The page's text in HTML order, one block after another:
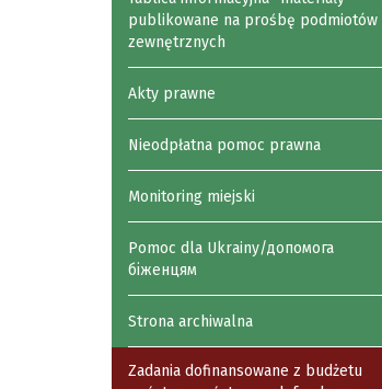
publikowane na prośbę podmiotów
zewnętrznych
Akty prawne
Nieodpłatna pomoc prawna
Monitoring miejski
Pomoc dla Ukrainy/допомога
біженцям
Strona archiwalna
Zadania dofinansowane z budżetu